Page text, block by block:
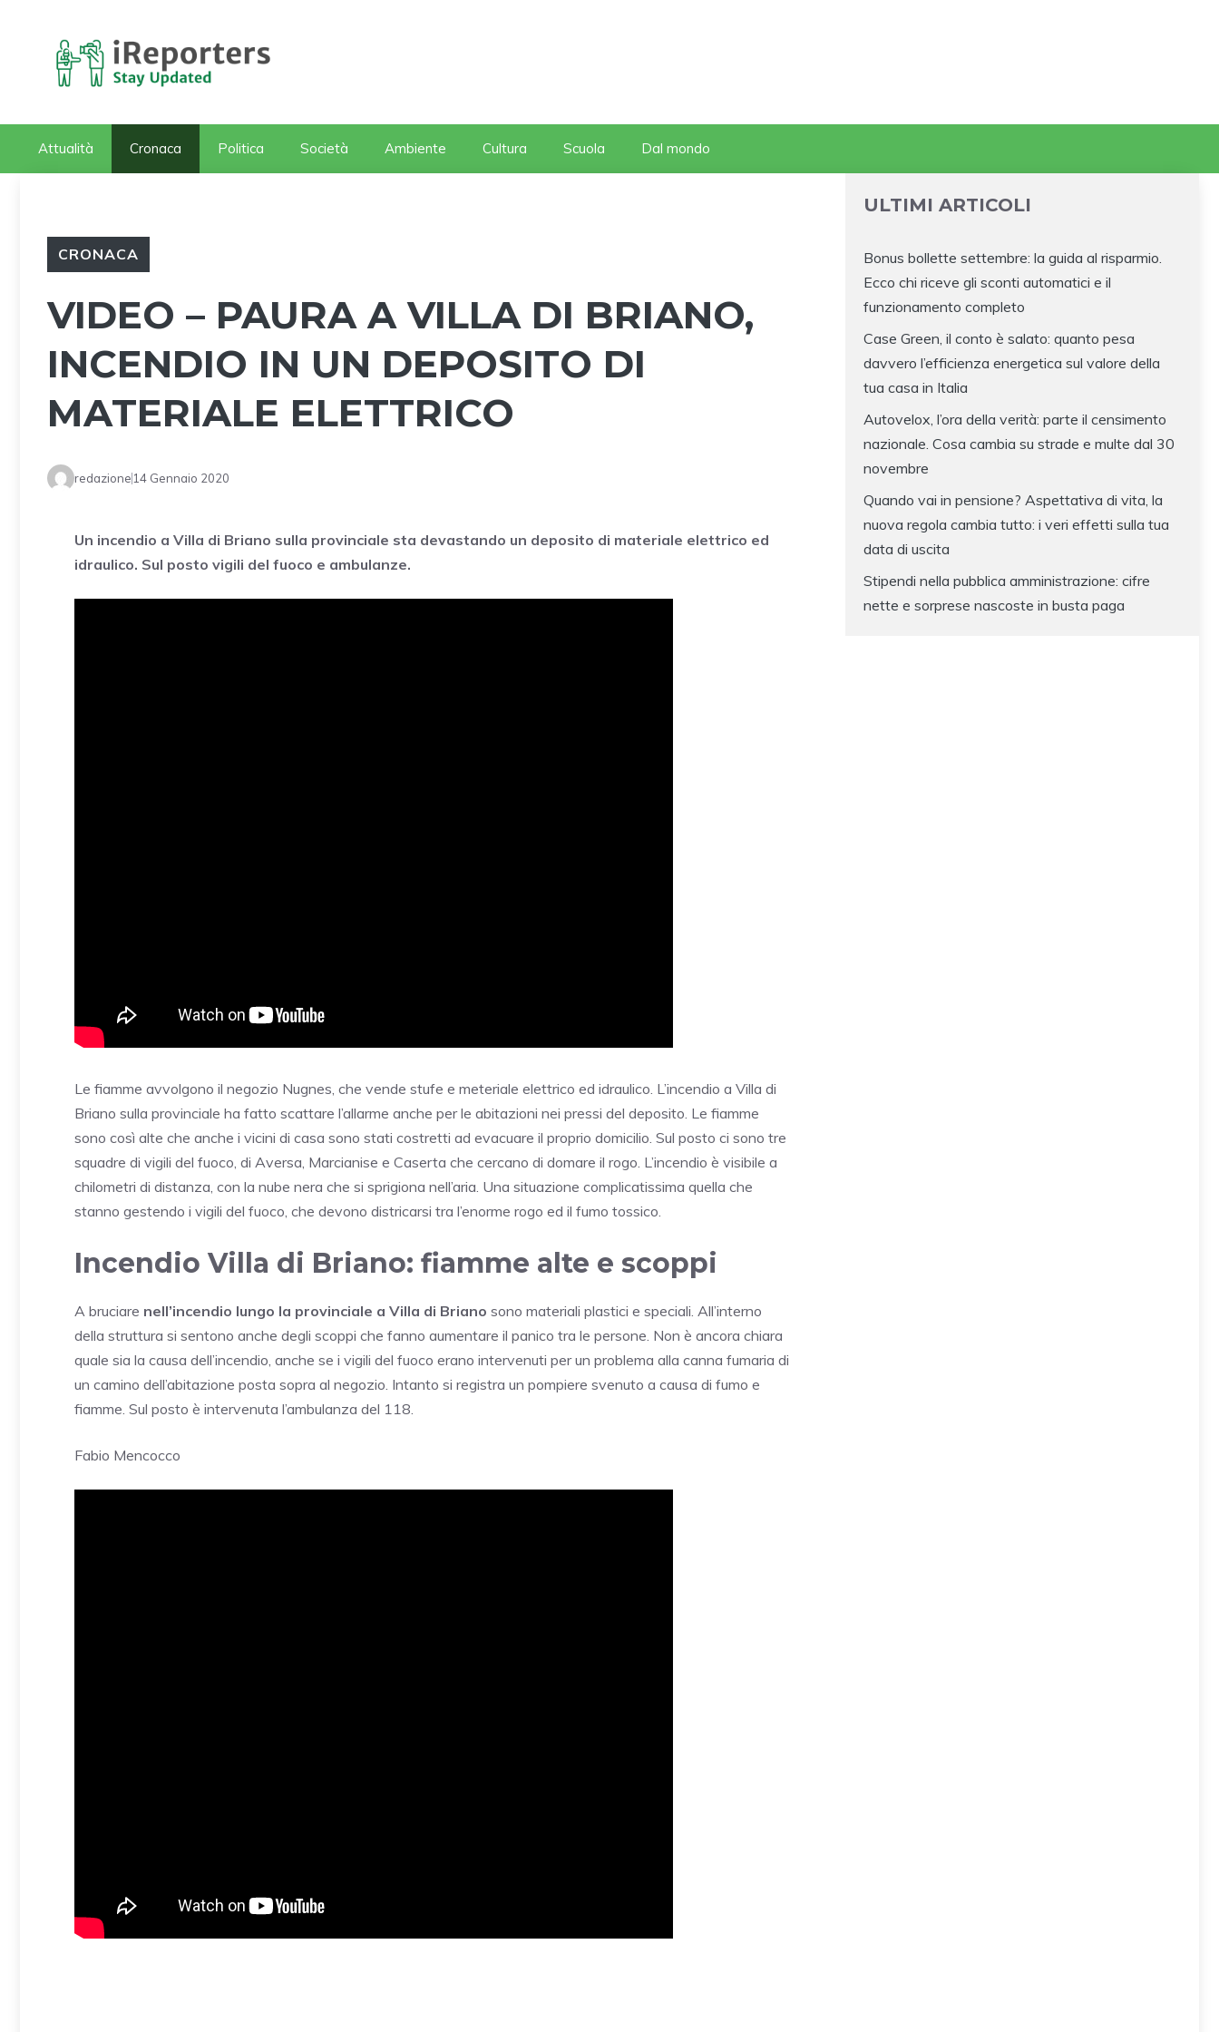
contenuto
Attualità Cronaca Politica Società Ambiente Cultura Scuola Dal mondo
CRONACA
VIDEO – PAURA A VILLA DI BRIANO,
INCENDIO IN UN DEPOSITO DI
MATERIALE ELETTRICO
redazione 14 Gennaio 2020
Un incendio a Villa di Briano sulla provinciale sta devastando un deposito di materiale elettrico ed
idraulico. Sul posto vigili del fuoco e ambulanze.
Le fiamme avvolgono il negozio Nugnes, che vende stufe e meteriale elettrico ed idraulico. L’incendio a Villa di
Briano sulla provinciale ha fatto scattare l’allarme anche per le abitazioni nei pressi del deposito. Le fiamme
sono così alte che anche i vicini di casa sono stati costretti ad evacuare il proprio domicilio. Sul posto ci sono tre
squadre di vigili del fuoco, di Aversa, Marcianise e Caserta che cercano di domare il rogo. L’incendio è visibile a
chilometri di distanza, con la nube nera che si sprigiona nell’aria. Una situazione complicatissima quella che
stanno gestendo i vigili del fuoco, che devono districarsi tra l’enorme rogo ed il fumo tossico.
Incendio Villa di Briano: fiamme alte e scoppi
A bruciare nell’incendio lungo la provinciale a Villa di Briano sono materiali plastici e speciali. All’interno
della struttura si sentono anche degli scoppi che fanno aumentare il panico tra le persone. Non è ancora chiara
quale sia la causa dell’incendio, anche se i vigili del fuoco erano intervenuti per un problema alla canna fumaria di
un camino dell’abitazione posta sopra al negozio. Intanto si registra un pompiere svenuto a causa di fumo e
fiamme. Sul posto è intervenuta l’ambulanza del 118.
Fabio Mencocco
ULTIMI ARTICOLI
Bonus bollette settembre: la guida al risparmio.
Ecco chi riceve gli sconti automatici e il
funzionamento completo
Case Green, il conto è salato: quanto pesa
davvero l’efficienza energetica sul valore della
tua casa in Italia
Autovelox, l’ora della verità: parte il censimento
nazionale. Cosa cambia su strade e multe dal 30
novembre
Quando vai in pensione? Aspettativa di vita, la
nuova regola cambia tutto: i veri effetti sulla tua
data di uscita
Stipendi nella pubblica amministrazione: cifre
nette e sorprese nascoste in busta paga